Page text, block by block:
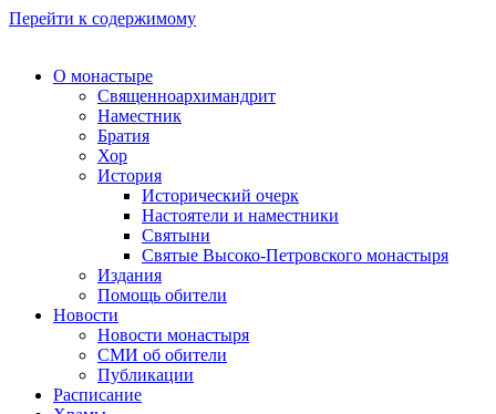
Перейти к содержимому
О монастыре
Священноархимандрит
Наместник
Братия
Хор
История
Исторический очерк
Настоятели и наместники
Святыни
Святые Высоко-Петровского монастыря
Издания
Помощь обители
Новости
Новости монастыря
СМИ об обители
Публикации
Расписание